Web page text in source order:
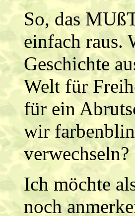
So, das
einfach raus.
Geschichte
Welt für
für ein
wir
verwechseln?
Ich möchte
noch